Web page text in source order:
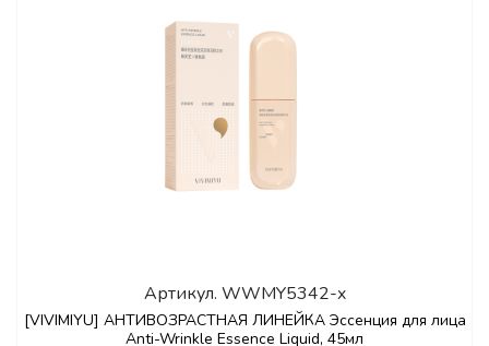
Артикул. WWMY5342-x
[VIVIMIYU] АНТИВОЗРАСТНАЯ ЛИНЕЙКА Эссенция для лица
Anti-Wrinkle Essence Liquid, 45мл